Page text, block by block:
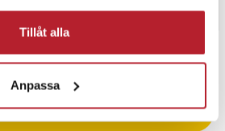
Tillåt alla
Anpassa
PRISGARANTI
UTFÖRSÄLJNING